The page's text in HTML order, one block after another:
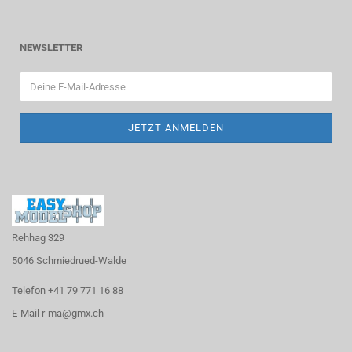
NEWSLETTER
Rehhag 329
5046 Schmiedrued-Walde
Telefon +41 79 771 16 88
E-Mail r-ma@gmx.ch